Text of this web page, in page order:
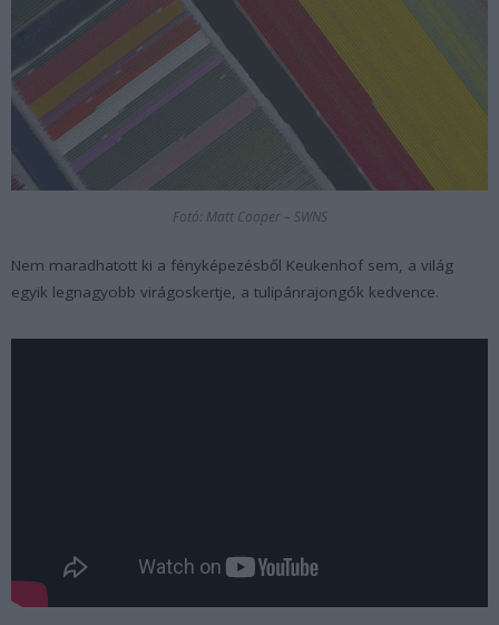
Fotó: Matt Cooper – SWNS
Nem maradhatott ki a fényképezésből Keukenhof sem, a világ
egyik legnagyobb virágoskertje, a tulipánrajongók kedvence.